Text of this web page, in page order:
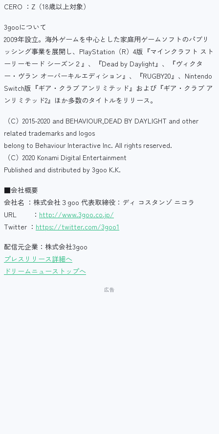
CERO ：Z（18歳以上対象）
3gooについて
2009年設立。海外ゲームを中心とした家庭用ゲームソフトのパブリ
ッシング事業を展開し、PlayStation（R）4版『マインクラフト スト
ーリーモード シーズン２』、『Dead by Daylight』、『ヴィクタ
ー・ヴラン オーバーキルエディション』、『RUGBY20』、Nintendo
Switch版『ギア・クラブ アンリミテッド』および『ギア・クラブ ア
ンリミテッド2』ほか多数のタイトルをリリース。
（C）2015-2020 and BEHAVIOUR,DEAD BY DAYLIGHT and other
related trademarks and logos
belong to Behaviour Interactive Inc. All rights reserved.
（C）2020 Konami Digital Entertainment
Published and distributed by 3goo K.K.
■会社概要
会社名 ：株式会社３goo 代表取締役：ディ コスタンゾ ニコラ
URL ： http://www.3goo.co.jp/
Twitter ： https://twitter.com/3goo1
配信元企業：株式会社3goo
プレスリリース詳細へ
ドリームニューストップへ